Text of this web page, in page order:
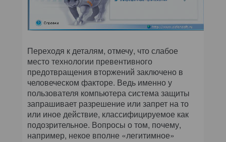
Переходя к деталям, отмечу, что слабое
место технологии превентивного
предотвращения вторжений заключено в
человеческом факторе. Ведь именно у
пользователя компьютера система защиты
запрашивает разрешение или запрет на то
или иное действие, классифицируемое как
подозрительное. Вопросы о том, почему,
например, некое вполне «легитимное»